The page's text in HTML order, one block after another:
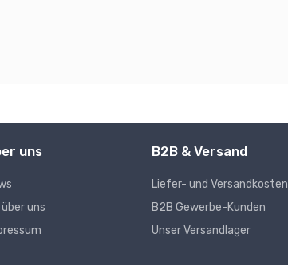
uns
über uns
B2B & Versand
Liefer- und Versandkosten
B2B Gewerbe-Kunden
Unser Versandlager